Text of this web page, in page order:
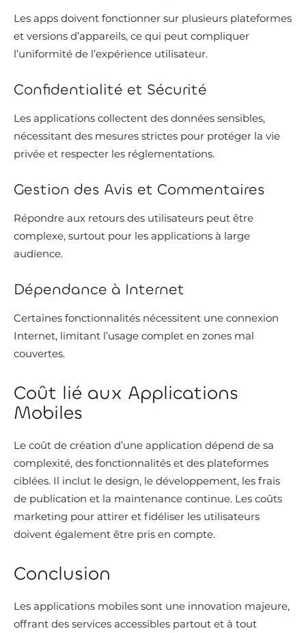
Les apps doivent fonctionner sur plusieurs plateformes
et versions d’appareils, ce qui peut compliquer
l’uniformité de l’expérience utilisateur.
Confidentialité et Sécurité
Les applications collectent des données sensibles,
nécessitant des mesures strictes pour protéger la vie
privée et respecter les réglementations.
Gestion des Avis et Commentaires
Répondre aux retours des utilisateurs peut être
complexe, surtout pour les applications à large
audience.
Dépendance à Internet
Certaines fonctionnalités nécessitent une connexion
Internet, limitant l’usage complet en zones mal
couvertes.
Coût lié aux Applications
Mobiles
Le coût de création d’une application dépend de sa
complexité, des fonctionnalités et des plateformes
ciblées. Il inclut le design, le développement, les frais
de publication et la maintenance continue. Les coûts
marketing pour attirer et fidéliser les utilisateurs
doivent également être pris en compte.
Conclusion
Les applications mobiles sont une innovation majeure,
offrant des services accessibles partout et à tout